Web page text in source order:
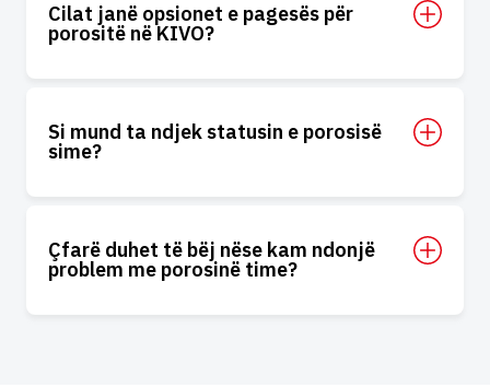
Cilat janë opsionet e pagesës për
porositë në KIVO?
Si mund ta ndjek statusin e porosisë
sime?
Çfarë duhet të bëj nëse kam ndonjë
problem me porosinë time?